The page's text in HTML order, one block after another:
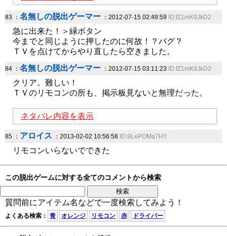
83 ： 名無しの脱出ゲーマー ：2012-07-15 02:49:59 ID:fZ1mK9JkD2
急に出来た！＞緑ボタン
今までと同じように押したのに何故！？バグ？
ＴＶを点けてからやり直したら空きました。
84 ： 名無しの脱出ゲーマー ：2012-07-15 03:11:23 ID:fZ1mK9JkD2
クリア。難しい！
ＴＶのリモコンの所も、掲示板見ないと無理だった。
ネタバレ内容を表示
85 ： アロイス ：2013-02-02 10:56:58 ID:8LePOMq7HY
リモコンいらないでできた
この脱出ゲームに対する全てのコメントから検索
質問前にアイテム名などで一度検索してみよう！
よくある検索： 青 オレンジ リモコン 赤 ドライバー